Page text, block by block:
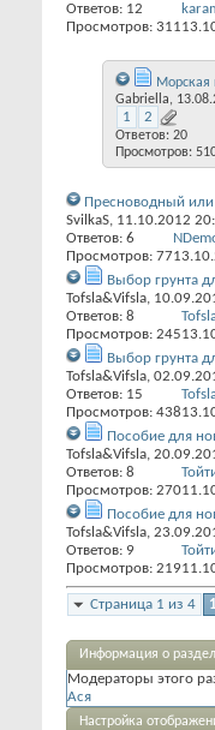
Ответов: 12
Просмотров: 311
Морская
Gabriella,
1 2
Ответов: 20
Просмотров:
Пресноводный
SvilkaS, 11.10.2012
Ответов: 6
Просмотров: 77
Выбор грунта
Tofsla&Vifsla,
Ответов: 8
Просмотров: 245
Выбор грунта
Tofsla&Vifsla,
Ответов: 15
Просмотров: 438
Пособие для
Tofsla&Vifsla,
Ответов: 8
Просмотров: 270
Пособие для
Tofsla&Vifsla,
Ответов: 9
Просмотров: 219
Страница 1 из 4 1
Информация о
Модераторы этого
Ася
Настройка